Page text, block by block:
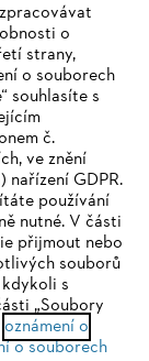
Vrstva listí by
Pokud se
Do půdy se tak
radost, když na
spolehlivý úkryt
jsou například
vyrobíte sami:
zahradního pytle
Für
wir Ihnen, zu
o
strany,
o souborech
souhlasíte s
č.
ve znění
nařízení GDPR.
používání
nutné. V části
přijmout nebo
souborů
s
„Soubory
oznámení o
o souborech